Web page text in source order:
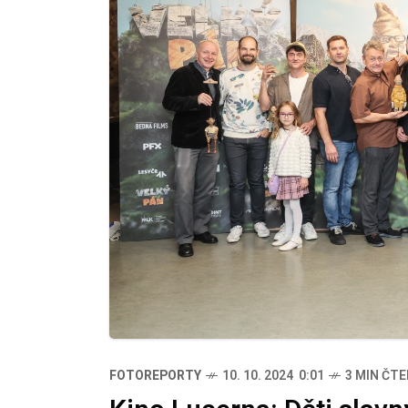
FOTOREPORTY 10. 10. 2024 0:01 3 MIN